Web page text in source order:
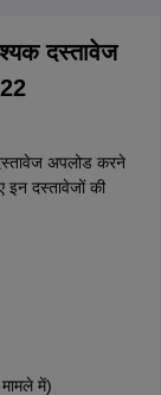
दस्तावेज
अपलोड करने
इन दस्तावेजों की
में)